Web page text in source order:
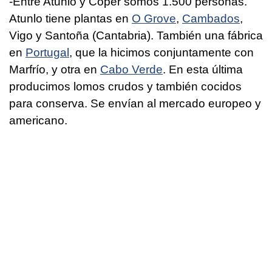
Atunlo tiene plantas en O Grove, Cambados,
Vigo y Santoña (Cantabria). También una fábrica
en Portugal, que la hicimos conjuntamente con
Marfrío, y otra en Cabo Verde. En esta última
producimos lomos crudos y también cocidos
para conserva. Se envían al mercado europeo y
americano.